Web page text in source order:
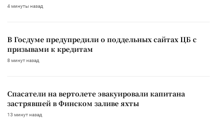
4 минуты назад
В Госдуме предупредили о поддельных сайтах ЦБ с
призывами к кредитам
8 минут назад
Спасатели на вертолете эвакуировали капитана
застрявшей в Финском заливе яхты
13 минут назад